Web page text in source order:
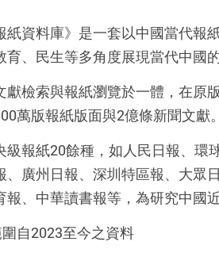
紙資料庫》是一套以中國當代
、民生等多角度展現當代中國
獻檢索與報紙瀏覽於一體，在原
萬版報紙版面與2億條新聞文獻。
級報紙20餘種，如人民日報、環
、廣州日報、深圳特區報、大眾
報、中華讀書報等，為研究中國
自2023至今之資料